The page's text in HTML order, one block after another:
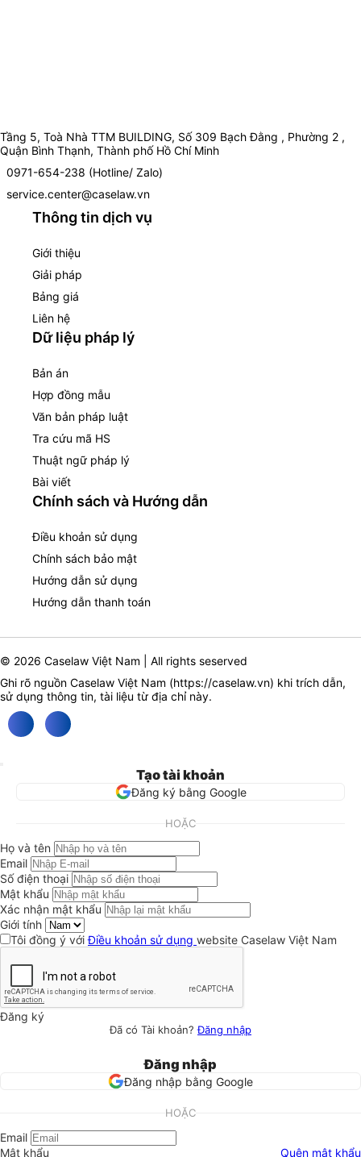
Tầng 5, Toà Nhà TTM BUILDING, Số 309 Bạch Đằng , Phường 2 ,
Quận Bình Thạnh, Thành phố Hồ Chí Minh
0971-654-238 (Hotline/ Zalo)
service.center@caselaw.vn
Thông tin dịch vụ
Giới thiệu
Giải pháp
Bảng giá
Liên hệ
Dữ liệu pháp lý
Bản án
Hợp đồng mẫu
Văn bản pháp luật
Tra cứu mã HS
Thuật ngữ pháp lý
Bài viết
Chính sách và Hướng dẫn
Điều khoản sử dụng
Chính sách bảo mật
Hướng dẫn sử dụng
Hướng dẫn thanh toán
© 2026 Caselaw Việt Nam | All rights seserved
Ghi rõ nguồn Caselaw Việt Nam (https://caselaw.vn) khi trích dẫn,
sử dụng thông tin, tài liệu từ địa chỉ này.
Tạo tài khoản
Đăng ký bằng Google
HOẶC
Họ và tên
Email
Số điện thoại
Mật khẩu
Xác nhận mật khẩu
Giới tính
Tôi đồng ý vớiĐiều khoản sử dụng website Caselaw Việt Nam
Đăng ký
Đã có Tài khoản?Đăng nhập
Đăng nhập
Đăng nhập bằng Google
HOẶC
Email
Mật khẩu
Quên mật khẩu